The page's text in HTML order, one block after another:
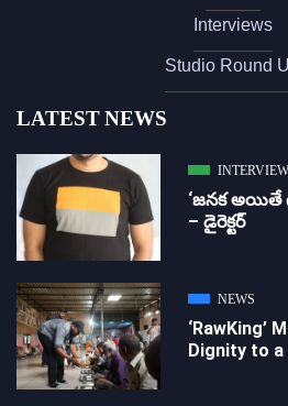
Interviews
Studio Round
LATEST NEWS
‘జ‌న‌క అయితే
– డైరెక్ట‌ర్
NEWS
‘RawKing’
Dignity to a